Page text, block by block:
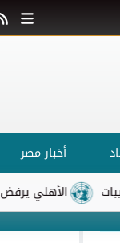
أخبار مصر
يرفض عرضًا من